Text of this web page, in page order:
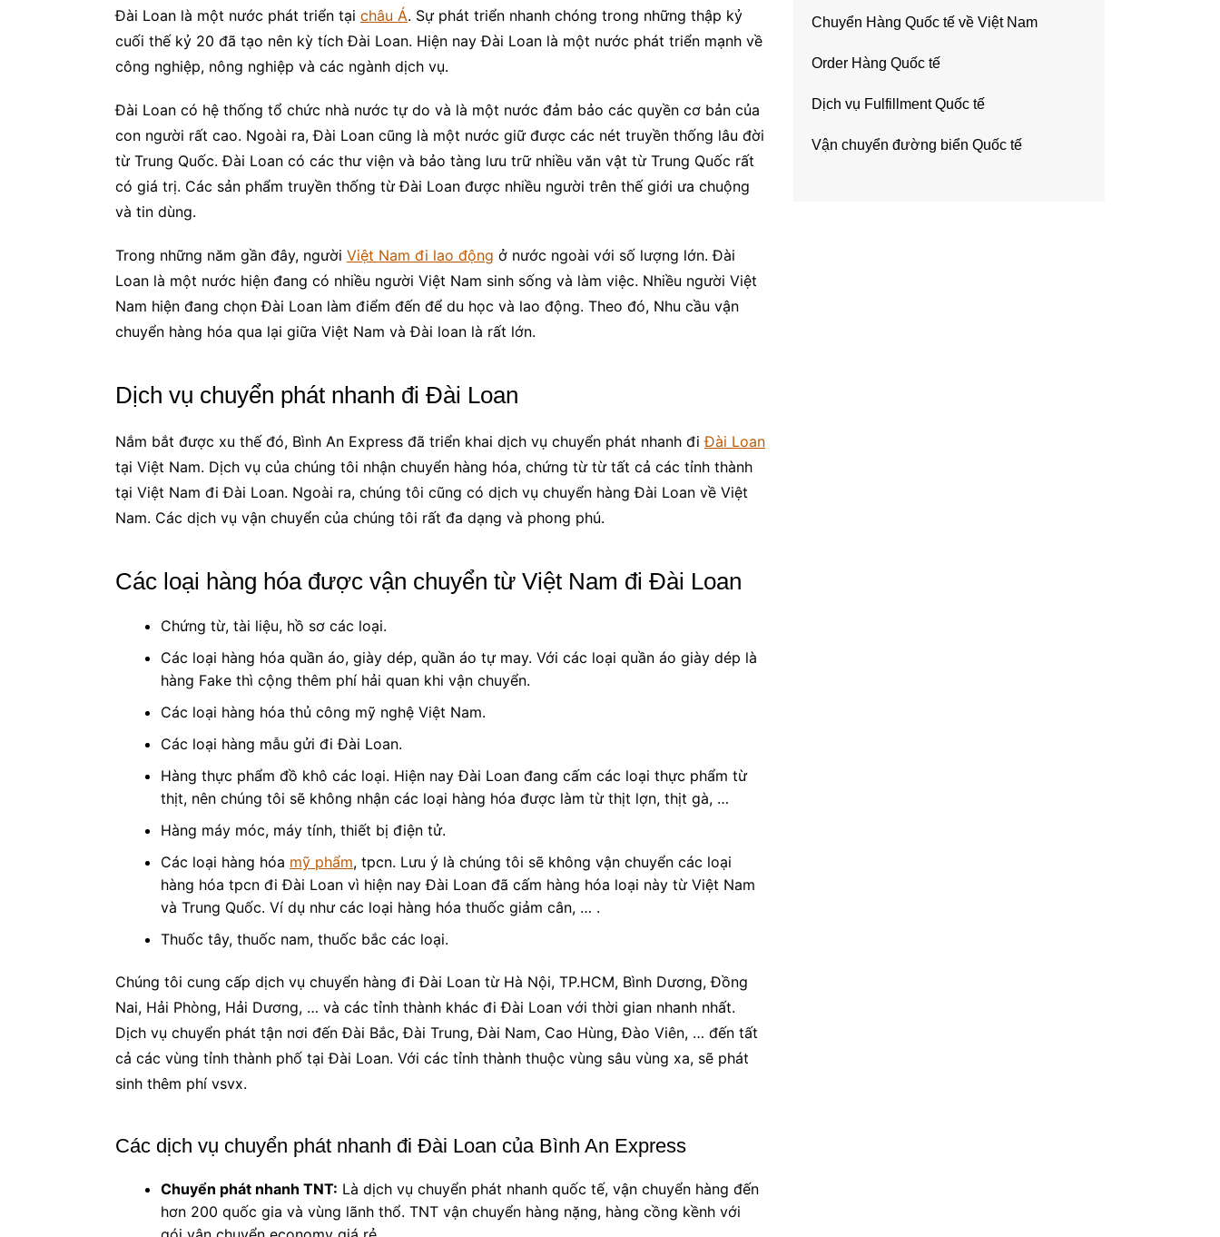
Đài Loan là một nước phát triển tại châu Á. Sự phát triển nhanh chóng trong những thập kỷ
cuối thế kỷ 20 đã tạo nên kỳ tích Đài Loan. Hiện nay Đài Loan là một nước phát triển mạnh về
công nghiệp, nông nghiệp và các ngành dịch vụ.
Đài Loan có hệ thống tổ chức nhà nước tự do và là một nước đảm bảo các quyền cơ bản của
con người rất cao. Ngoài ra, Đài Loan cũng là một nước giữ được các nét truyền thống lâu đời
từ Trung Quốc. Đài Loan có các thư viện và bảo tàng lưu trữ nhiều văn vật từ Trung Quốc rất
có giá trị. Các sản phẩm truyền thống từ Đài Loan được nhiều người trên thế giới ưa chuộng
và tin dùng.
Trong những năm gần đây, người Việt Nam đi lao động ở nước ngoài với số lượng lớn. Đài
Loan là một nước hiện đang có nhiều người Việt Nam sinh sống và làm việc. Nhiều người Việt
Nam hiện đang chọn Đài Loan làm điểm đến để du học và lao động. Theo đó, Nhu cầu vận
chuyển hàng hóa qua lại giữa Việt Nam và Đài loan là rất lớn.
Dịch vụ chuyển phát nhanh đi Đài Loan
Nắm bắt được xu thế đó, Bình An Express đã triển khai dịch vụ chuyển phát nhanh điĐài Loan
tại Việt Nam. Dịch vụ của chúng tôi nhận chuyển hàng hóa, chứng từ từ tất cả các tỉnh thành
tại Việt Nam đi Đài Loan. Ngoài ra, chúng tôi cũng có dịch vụ chuyển hàng Đài Loan về Việt
Nam. Các dịch vụ vận chuyển của chúng tôi rất đa dạng và phong phú.
Các loại hàng hóa được vận chuyển từ Việt Nam đi Đài Loan
Chứng từ, tài liệu, hồ sơ các loại.
Các loại hàng hóa quần áo, giày dép, quần áo tự may. Với các loại quần áo giày dép là
hàng Fake thì cộng thêm phí hải quan khi vận chuyển.
Các loại hàng hóa thủ công mỹ nghệ Việt Nam.
Các loại hàng mẫu gửi đi Đài Loan.
Hàng thực phẩm đồ khô các loại. Hiện nay Đài Loan đang cấm các loại thực phẩm từ
thịt, nên chúng tôi sẽ không nhận các loại hàng hóa được làm từ thịt lợn, thịt gà, …
Hàng máy móc, máy tính, thiết bị điện tử.
Các loại hàng hóa mỹ phẩm, tpcn. Lưu ý là chúng tôi sẽ không vận chuyển các loại
hàng hóa tpcn đi Đài Loan vì hiện nay Đài Loan đã cấm hàng hóa loại này từ Việt Nam
và Trung Quốc. Ví dụ như các loại hàng hóa thuốc giảm cân, … .
Thuốc tây, thuốc nam, thuốc bắc các loại.
Chúng tôi cung cấp dịch vụ chuyển hàng đi Đài Loan từ Hà Nội, TP.HCM, Bình Dương, Đồng
Nai, Hải Phòng, Hải Dương, … và các tỉnh thành khác đi Đài Loan với thời gian nhanh nhất.
Dịch vụ chuyển phát tận nơi đến Đài Bắc, Đài Trung, Đài Nam, Cao Hùng, Đào Viên, … đến tất
cả các vùng tỉnh thành phố tại Đài Loan. Với các tỉnh thành thuộc vùng sâu vùng xa, sẽ phát
sinh thêm phí vsvx.
Các dịch vụ chuyển phát nhanh đi Đài Loan của Bình An Express
Chuyển phát nhanh TNT: Là dịch vụ chuyển phát nhanh quốc tế, vận chuyển hàng đến
hơn 200 quốc gia và vùng lãnh thổ. TNT vận chuyển hàng nặng, hàng cồng kềnh với
Chuyển Hàng Quốc tế về Việt Nam
Order Hàng Quốc tế
Dịch vụ Fulfillment Quốc tế
Vận chuyển đường biển Quốc tế